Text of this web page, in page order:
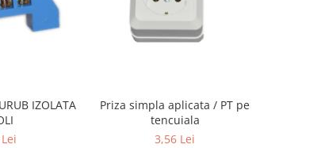
IZOLATA
Priza simpla aplicata / PT pe
tencuiala
3,56 Lei